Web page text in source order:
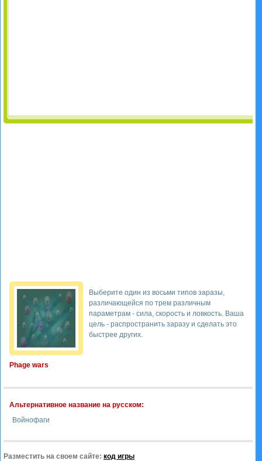
Phage wars
Выберите один из восьми типов заразы,
различающейся по трем различным
параметрам - сила, скорость и ловкость. Ваша
цель - распространить заразу и сделать это
быстрее других.
Альтернативное название на русском:
Войнофаги
Разместить на своем сайте: код игры